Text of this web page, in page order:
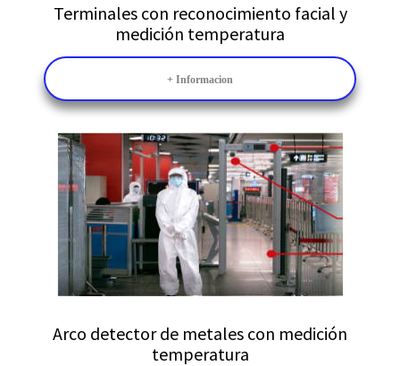
Terminales con reconocimiento facial y
medición temperatura
+ Informacion
Arco detector de metales con medición
temperatura